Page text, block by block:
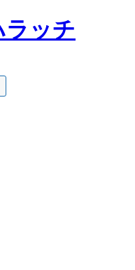
ッチ